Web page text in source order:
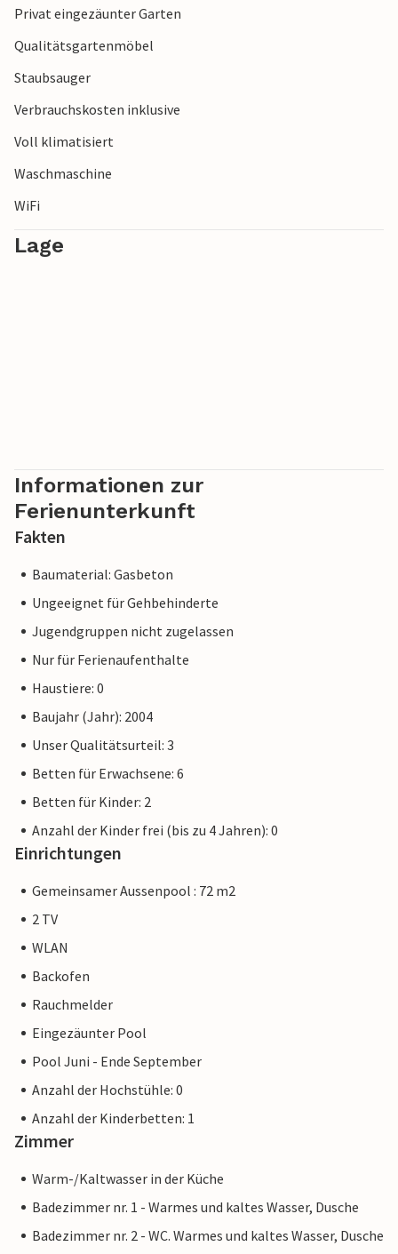
Privat eingezäunter Garten
Qualitätsgartenmöbel
Staubsauger
Verbrauchskosten inklusive
Voll klimatisiert
Waschmaschine
WiFi
Lage
Informationen zur
Ferienunterkunft
Fakten
Baumaterial: Gasbeton
Ungeeignet für Gehbehinderte
Jugendgruppen nicht zugelassen
Nur für Ferienaufenthalte
Haustiere: 0
Baujahr (Jahr): 2004
Unser Qualitätsurteil: 3
Betten für Erwachsene: 6
Betten für Kinder: 2
Anzahl der Kinder frei (bis zu 4 Jahren): 0
Einrichtungen
Gemeinsamer Aussenpool : 72 m2
2 TV
WLAN
Backofen
Rauchmelder
Eingezäunter Pool
Pool Juni - Ende September
Anzahl der Hochstühle: 0
Anzahl der Kinderbetten: 1
Zimmer
Warm-/Kaltwasser in der Küche
Badezimmer nr. 1 - Warmes und kaltes Wasser, Dusche
Badezimmer nr. 2 - WC. Warmes und kaltes Wasser, Dusche